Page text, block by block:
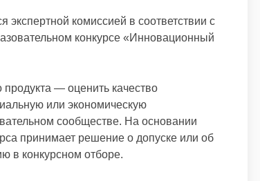
комиссией в соответствии с
конкурсе «Инновационный
— оценить качество
или экономическую
сообществе. На основании
принимает решение о допуске или об
в конкурсном отборе.